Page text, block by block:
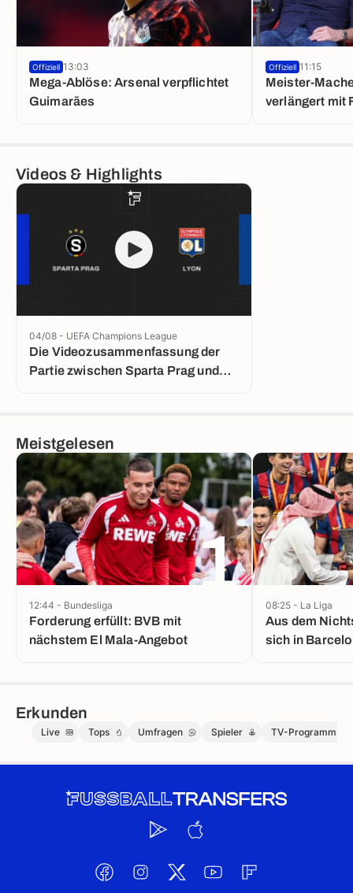
Mega-Ablöse: Arsenal verpflichtet
Guimarães
Offiziell 13:03
Meister-
verlängert mit
Offiziell 11:15
Videos & Highlights
Die Videozusammenfassung der
Partie zwischen Sparta Prag und
04/08 - UEFA Champions League
Meistgelesen
1
Forderung erfüllt: BVB mit
nächstem El Mala-Angebot
12:44 - Bundesliga
Aus dem
sich in
08:25 - La Liga
Erkunden
Live Tops Umfragen Spieler TV-Programm